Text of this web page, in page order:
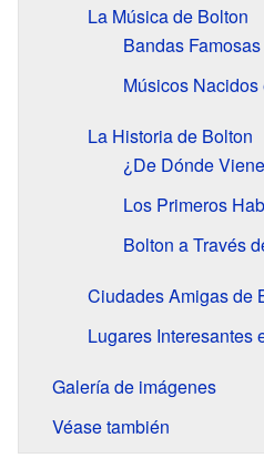
La Música de Bolton
Bandas
Músicos Nacidos
La Historia de Bolton
¿De Dónde
Los Primeros
Bolton a Través
Ciudades Amigas de
Lugares Interesantes
Galería de imágenes
Véase también